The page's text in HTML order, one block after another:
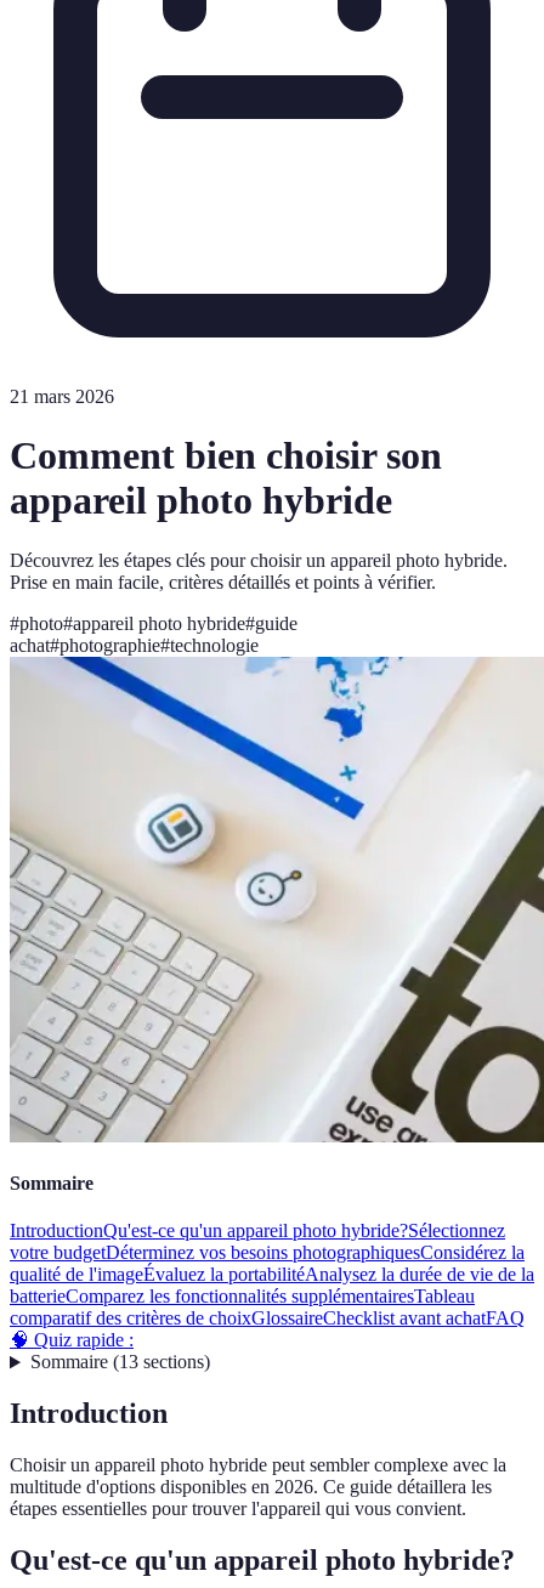
21 mars 2026
Comment bien choisir son
appareil photo hybride
Découvrez les étapes clés pour choisir un appareil photo hybride.
Prise en main facile, critères détaillés et points à vérifier.
#photo#appareil photo hybride#guide
achat#photographie#technologie
Sommaire
IntroductionQu'est-ce qu'un appareil photo hybride?Sélectionnez
votre budgetDéterminez vos besoins photographiquesConsidérez la
qualité de l'imageÉvaluez la portabilitéAnalysez la durée de vie de la
batterieComparez les fonctionnalités supplémentairesTableau
comparatif des critères de choixGlossaireChecklist avant achatFAQ
🧠 Quiz rapide :
Sommaire(13 sections)
Introduction
Choisir un appareil photo hybride peut sembler complexe avec la
multitude d'options disponibles en 2026. Ce guide détaillera les
étapes essentielles pour trouver l'appareil qui vous convient.
Qu'est-ce qu'un appareil photo hybride?